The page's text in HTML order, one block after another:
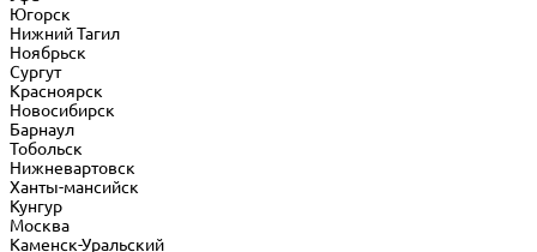
Югорск
Нижний Тагил
Ноябрьск
Сургут
Красноярск
Новосибирск
Барнаул
Тобольск
Нижневартовск
Ханты-мансийск
Кунгур
Москва
Каменск-Уральский